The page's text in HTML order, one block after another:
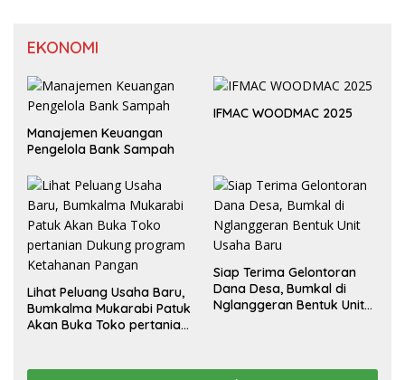
EKONOMI
Manajemen Keuangan
Pengelola Bank Sampah
IFMAC WOODMAC 2025
Lihat Peluang Usaha Baru,
Bumkalma Mukarabi Patuk
Akan Buka Toko pertanian
Siap Terima Gelontoran
Dana Desa, Bumkal di
Nglanggeran Bentuk Unit